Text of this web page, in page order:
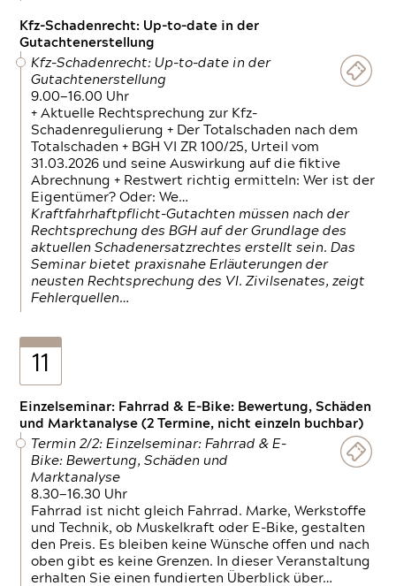
Kfz-Schadenrecht: Up-to-date in der
Gutachtenerstellung
Kfz-Schadenrecht: Up-to-date in der
Gutachtenerstellung
9.00—16.00 Uhr
+ Aktuelle Rechtsprechung zur Kfz-
Schadenregulierung + Der Totalschaden nach dem
Totalschaden + BGH VI ZR 100/25, Urteil vom
31.03.2026 und seine Auswirkung auf die fiktive
Abrechnung + Restwert richtig ermitteln: Wer ist der
Eigentümer? Oder: We…
Kraftfahrhaftpflicht-Gutachten müssen nach der
Rechtsprechung des BGH auf der Grundlage des
aktuellen Schadenersatzrechtes erstellt sein. Das
Seminar bietet praxisnahe Erläuterungen der
neusten Rechtsprechung des VI. Zivilsenates, zeigt
Fehlerquellen…
11
Einzelseminar: Fahrrad & E-Bike: Bewertung, Schäden
und Marktanalyse (2 Termine, nicht einzeln buchbar)
Termin 2/2: Einzelseminar: Fahrrad & E-
Bike: Bewertung, Schäden und
Marktanalyse
8.30—16.30 Uhr
Fahrrad ist nicht gleich Fahrrad. Marke, Werkstoffe
und Technik, ob Muskelkraft oder E-Bike, gestalten
den Preis. Es bleiben keine Wünsche offen und nach
oben gibt es keine Grenzen. In dieser Veranstaltung
erhalten Sie einen fundierten Überblick über…